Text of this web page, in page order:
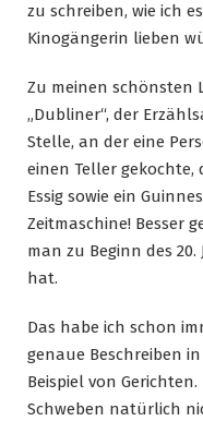
zu schreiben, wie ich
Kinogängerin lieben
Zu meinen schönsten
„Dubliner“, der
Stelle, an der eine
einen Teller gekochte,
Essig sowie ein
Zeitmaschine! Besser
man zu Beginn des
hat.
Das habe ich schon
genaue Beschreiben
Beispiel von
Schweben natürlich